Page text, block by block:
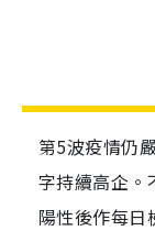
第5波疫情仍
字持續高企。
陽性後作每